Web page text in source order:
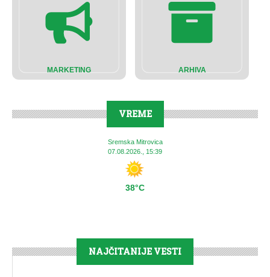
MARKETING ARHIVA
VREME
Sremska Mitrovica
07.08.2026., 15:39
38°C
NAJČITANIJE VESTI